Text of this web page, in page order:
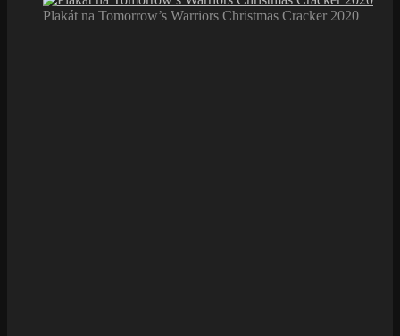
Plakát na Tomorrow’s Warriors Christmas Cracker 2020